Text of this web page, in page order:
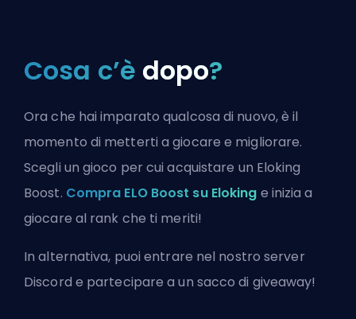
Cosa c’è dopo?
Ora che hai imparato qualcosa di nuovo, è il
momento di metterti a giocare e migliorare.
Scegli un gioco per cui acquistare un Eloking
Boost. Compra ELO Boost su Eloking e inizia a
giocare al rank che ti meriti!
In alternativa, puoientrare nel nostro server
Discord e partecipare a un sacco di giveaway!